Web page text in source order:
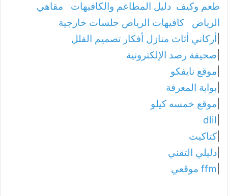
طعم وكيف دليل المطاعم والكافيهات
مقاهي
الرياض
كافيهات الرياض جلسات خارجية
أركاني أثاث منازل أفكار تصميم الفلل
صحيفة رصد الإلكترونية
موقع نايفكو
بوابة المعرفة
موقع خمسه كيلو
dlil
كتاكيت
دليلي التقني
ffm موقعي